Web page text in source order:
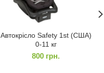
Автокрісло Safety 1st (США)
0-11 кг
800 грн.